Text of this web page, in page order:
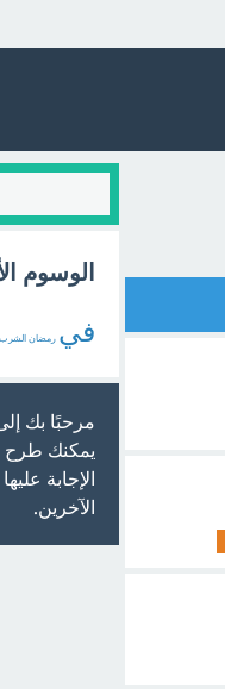
الوسوم
في رمضان الشرب
مرحبًا بك
يمكنك طرح
الإجابة
الآخرين.